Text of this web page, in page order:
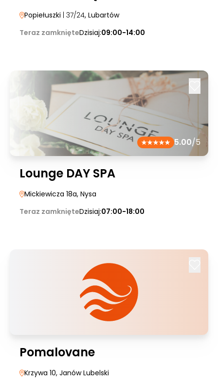
Popiełuszki | 37/24, Lubartów
Teraz zamknięteDzisiaj:09:00-14:00
5.00/5
Lounge DAY SPA
Mickiewicza 18a, Nysa
Teraz zamknięteDzisiaj:07:00-18:00
Pomalovane
Krzywa 10, Janów Lubelski